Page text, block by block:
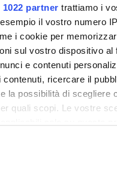
partner trattiamo i
il vostro numero
i cookie per
sul vostro dispositivo al
e contenuti
contenuti, ricercare il
la possibilità di scegliere
quali scopi. Le vostre
il proprio consenso
Dichiarazione sui cookie
e Requisiti di
e di governo